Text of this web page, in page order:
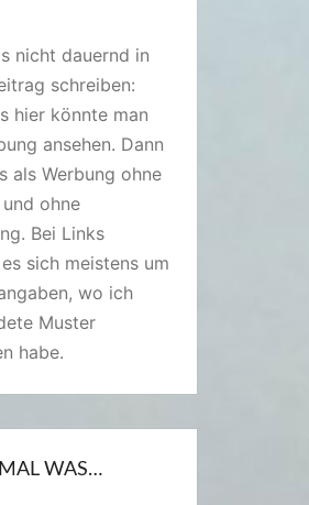
nicht dauernd in
schreiben:
hier könnte man
ansehen. Dann
als Werbung ohne
ohne
Bei Links
sich meistens um
wo ich
Muster
habe.
WAS…